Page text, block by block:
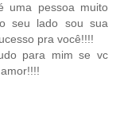
uma pessoa muito
seu lado sou sua
pra você!!!!
para mim se vc